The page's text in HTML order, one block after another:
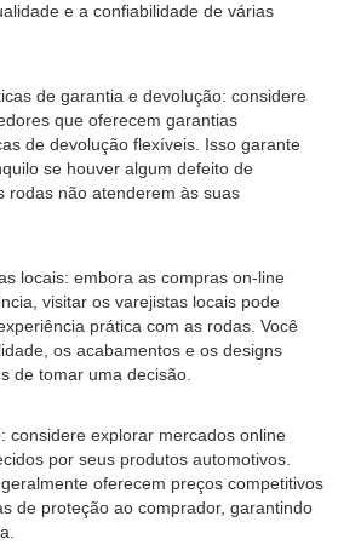
e a confiabilidade de várias
de garantia e devolução: considere
que oferecem garantias
de devolução flexíveis. Isso garante
se houver algum defeito de
rodas não atenderem às suas
locais: embora as compras on-line
visitar os varejistas locais pode
prática com as rodas. Você
os acabamentos e os designs
de tomar uma decisão.
considere explorar mercados online
por seus produtos automotivos.
oferecem preços competitivos
de proteção ao comprador, garantindo